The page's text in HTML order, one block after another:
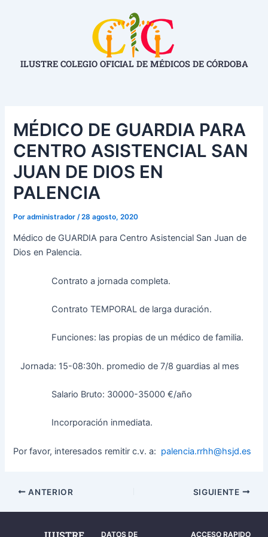
ILUSTRE COLEGIO OFICIAL DE MÉDICOS DE CÓRDOBA
MÉDICO DE GUARDIA PARA
CENTRO ASISTENCIAL SAN
JUAN DE DIOS EN
PALENCIA
Poradministrador /28 agosto, 2020
Médico de GUARDIA para Centro Asistencial San Juan de
Dios en Palencia.
Contrato a jornada completa.
Contrato TEMPORAL de larga duración.
Funciones: las propias de un médico de familia.
Jornada: 15-08:30h. promedio de 7/8 guardias al mes
Salario Bruto: 30000-35000 €/año
Incorporación inmediata.
Por favor, interesados remitir c.v. a: palencia.rrhh@hsjd.es
ANTERIOR SIGUIENTE
DATOS DE ACCESO RAPIDO